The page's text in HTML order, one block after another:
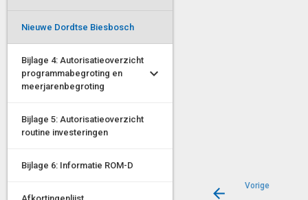
Nieuwe Dordtse Biesbosch
Bijlage 4: Autorisatieoverzicht
programmabegroting en
meerjarenbegroting
Bijlage 5: Autorisatieoverzicht
routine investeringen
Bijlage 6: Informatie ROM-D
Vorige